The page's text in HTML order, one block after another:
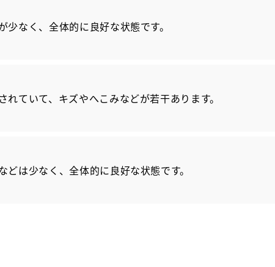
少なく、全体的に良好な状態です。
れていて、キズやへこみなどが若干あります。
どは少なく、全体的に良好な状態です。